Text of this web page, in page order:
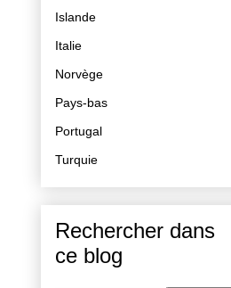
Islande
Italie
Norvège
Pays-bas
Portugal
Turquie
Rechercher dans
ce blog